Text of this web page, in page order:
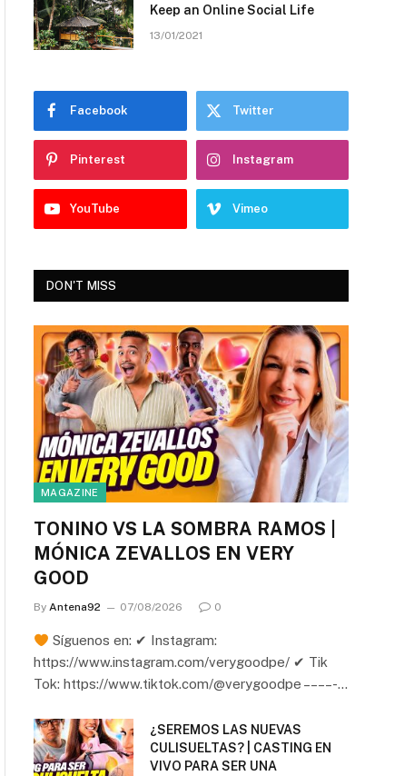
Keep an Online Social Life
13/01/2021
Facebook Twitter
Pinterest Instagram
YouTube Vimeo
DON'T MISS
MAGAZINE
TONINO VS LA SOMBRA RAMOS |
MÓNICA ZEVALLOS EN VERY
GOOD
By Antena92 07/08/2026 0
Síguenos en: ✔ Instagram:
https://www.instagram.com/verygoodpe/ ✔ Tik
Tok: https://www.tiktok.com/@verygoodpe – – – – -…
¿SEREMOS LAS NUEVAS
CULISUELTAS? | CASTING EN
VIVO PARA SER UNA